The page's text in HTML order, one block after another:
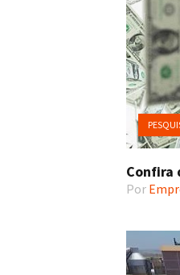
Confira
Por